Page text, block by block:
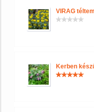
VIRAG
Kerben